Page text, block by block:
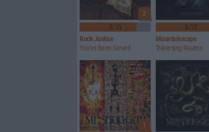
2
8/10
Rock Justice
You've Been Served
8/10
Mountainscape
Traversing Realms
1